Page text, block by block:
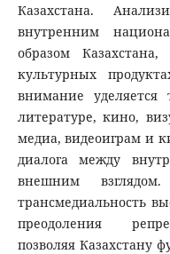
Казахстана.
внутренним
образом
культурных
внимание
литературе, кино,
медиа, видеоиграм и
диалога между
внешним
трансмедиальность
преодоления
позволяя Казахстану